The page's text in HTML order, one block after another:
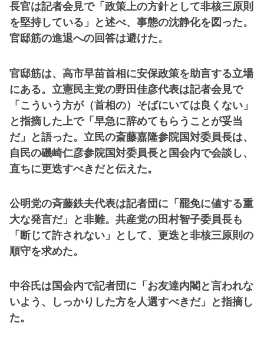
長官は記者会見で「政策上の方針として非核三原則
を堅持している」と述べ、事態の沈静化を図った。
官邸筋の進退への回答は避けた。
官邸筋は、高市早苗首相に安保政策を助言する立場
にある。立憲民主党の野田佳彦代表は記者会見で
「こういう方が（首相の）そばにいては良くない」
と指摘した上で「早急に辞めてもらうことが妥当
だ」と語った。立民の斎藤嘉隆参院国対委員長は、
自民の磯崎仁彦参院国対委員長と国会内で会談し、
直ちに更迭すべきだと伝えた。
公明党の斉藤鉄夫代表は記者団に「罷免に値する重
大な発言だ」と非難。共産党の田村智子委員長も
「断じて許されない」として、更迭と非核三原則の
順守を求めた。
中谷氏は国会内で記者団に「お友達内閣と言われな
いよう、しっかりした方を人選すべきだ」と指摘し
た。